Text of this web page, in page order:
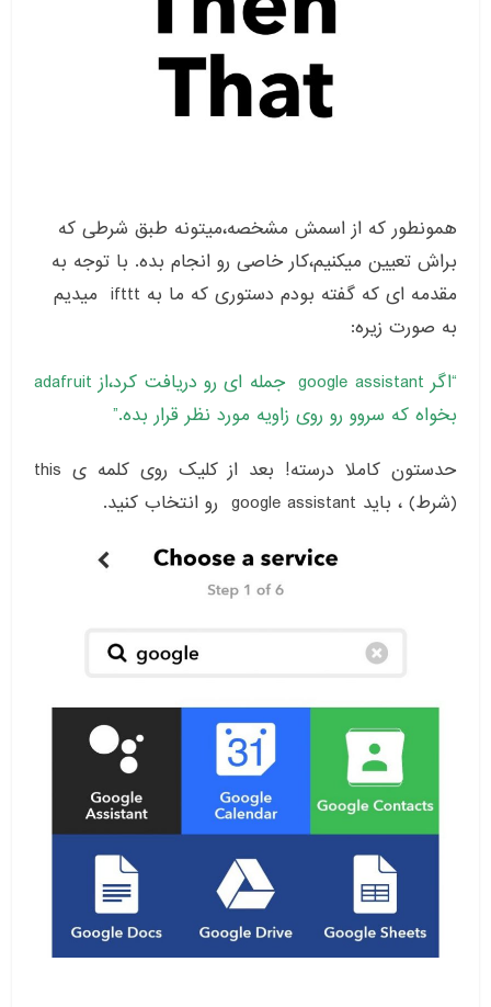
همونطور که از اسمش مشخصه،میتونه طبق شرطی که
براش تعیین میکنیم،کار خاصی رو انجام بده. با توجه به
مقدمه ای که گفته بودم دستوری که ما به ifttt میدیم
به صورت زیره:
“اگر google assistant جمله ای رو دریافت کرد،از adafruit
بخواه که سروو رو روی زاویه مورد نظر قرار بده.”
حدستون کاملا درسته! بعد از کلیک روی کلمه ی this
(شرط) ، باید google assistant رو انتخاب کنید.